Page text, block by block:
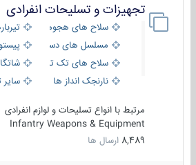
تجهیزات و تسلیحات انفرادی
سلاح های هجومی
تیربارها
مسلسل های دستی
پیستول
سلاح های تک تیر اندازیشاتگان
نارنجک انداز ها
سایر
مرتبط با انواع تسلیحات و لوازم انفرادی
Infantry Weapons & Equipment
8,489 ارسال ها